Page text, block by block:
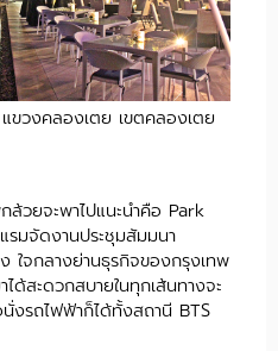
วงคลองเตย เขตคลองเตย
จะพาไปแนะนำคือ Park
รมจัดงานประชุมสัมมนา
ใจกลางย่านธุรกิจของกรุงเทพ
ด้สะดวกสบายในทุกเส้นทางจะ
งรถไฟฟ้าก็ได้ทั้งสถานี BTS